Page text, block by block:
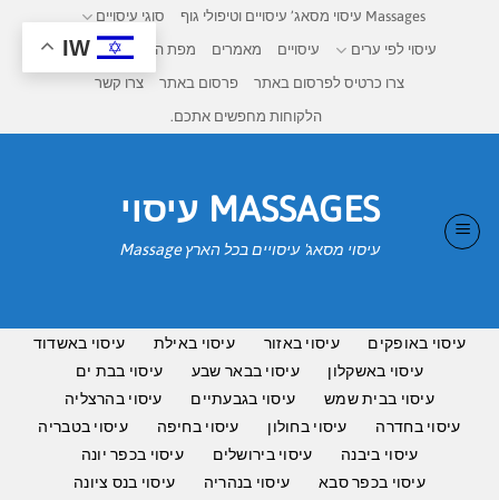
Massages עיסוי מסאג’ עיסויים וטיפולי גוף
סוגי עיסויים
עיסוי לפי ערים
עיסויים מאמרים
מפת העיסויים בישראל
צרו כרטיס לפרסום באתר
פרסום באתר
צרו קשר
הלקוחות מחפשים אתכם.
MASSAGES עיסוי
עיסוי מסאג' עיסויים בכל הארץ Massage
עיסוי באופקים עיסוי באזור עיסוי באילת
עיסוי באשדוד
עיסוי באשקלון
עיסוי בבאר שבע
עיסוי בבת ים
עיסוי בבית שמש
עיסוי בגבעתיים
עיסוי בהרצליה
עיסוי בחדרה
עיסוי בחולון עיסוי בחיפה
עיסוי בטבריה
עיסוי ביבנה
עיסוי בירושלים
עיסוי בכפר יונה
עיסוי בכפר סבא
עיסוי בנהריה
עיסוי בנס ציונה
IW
תמונות
אמיתיות
תמונות
אמיתיות
תמונות
אמיתיות